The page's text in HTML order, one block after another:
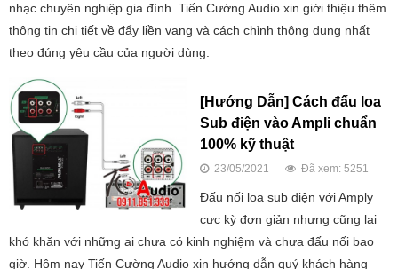
nhạc chuyên nghiệp gia đình. Tiến Cường Audio xin giới thiệu thêm
thông tin chi tiết về đẩy liền vang và cách chỉnh thông dụng nhất
theo đúng yêu cầu của người dùng.
[Hướng Dẫn] Cách đấu loa
Sub điện vào Ampli chuẩn
100% kỹ thuật
23/05/2021 Đã xem: 5251
Đấu nối loa sub điện với Amply
cực kỳ đơn giản nhưng cũng lại
khó khăn với những ai chưa có kinh nghiệm và chưa đấu nối bao
giờ. Hôm nay Tiến Cường Audio xin hướng dẫn quý khách hàng